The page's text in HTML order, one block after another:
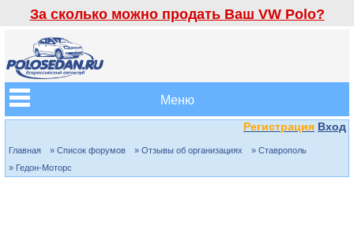
За сколько можно продать Ваш VW Polo?
Меню
Регистрация Вход
Главная » Список форумов » Отзывы об организациях
» Ставрополь
» Гедон-Моторс